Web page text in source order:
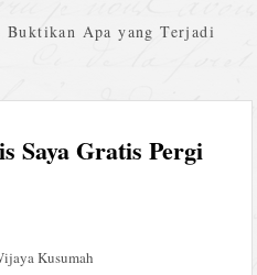
Apa yang Terjadi
Saya Gratis Pergi
Kusumah